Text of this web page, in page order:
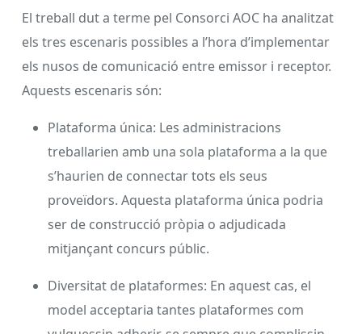
El treball dut a terme pel Consorci AOC ha analitzat
els tres escenaris possibles a l’hora d’implementar
els nusos de comunicació entre emissor i receptor.
Aquests escenaris són:
Plataforma única: Les administracions
treballarien amb una sola plataforma a la que
s’haurien de connectar tots els seus
proveïdors. Aquesta plataforma única podria
ser de construcció pròpia o adjudicada
mitjançant concurs públic.
Diversitat de plataformes: En aquest cas, el
model acceptaria tantes plataformes com